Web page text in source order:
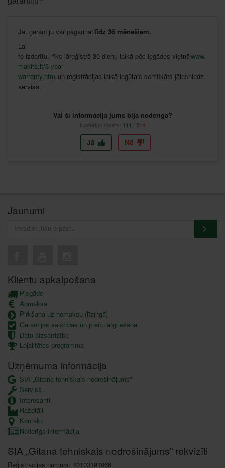
Jā, garantiju var pagarināt līdz 36 mēnešiem.
Lai
to izdarītu, rīks jāreģistrē 30 dienu laikā pēc iegādes vietnēwww.
makita.lt/3-year-
warranty.html un reģistrācijas laikā iegūtais sertifikāts jāiesniedz
servisā.
Vai šī informācija jums bija noderīga?
Noderīgs raksts: 111 514
Jā Nē
Jaunumi
Klientu apkalpošana
Piegāde
Apmaksa
Pirkšana uz nomaksu (līzingā)
Garantijas saistības un preču atgriešana
Datu aizsardzība
Lojalitātes programma
Uzņēmuma informācija
SIA „Gitana tehniskais nodrošinājums”
Serviss
Interesanti
Ražotāji
Kontakti
Noderīga informācija
SIA „Gitana tehniskais nodrošinājums” rekvizīti
Reģistrācijas numurs: 40103191066